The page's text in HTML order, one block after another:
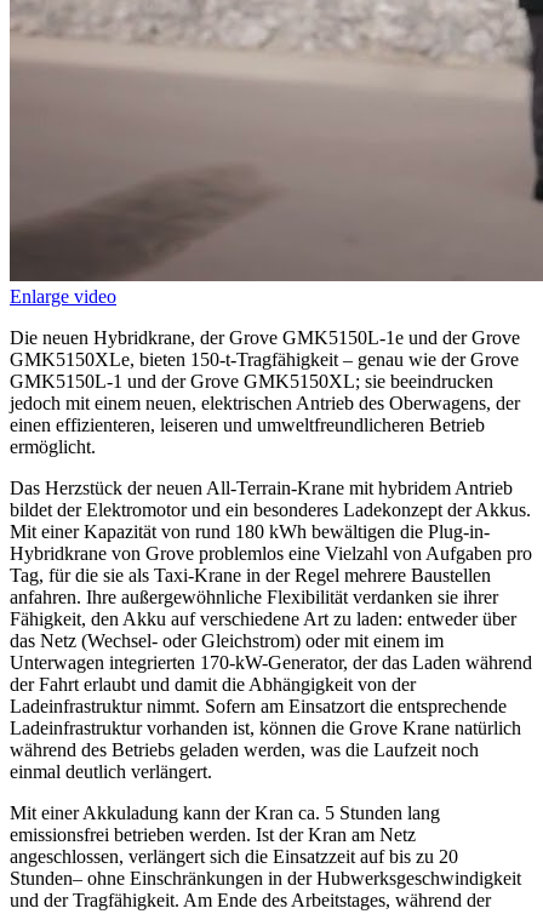
Enlarge video
Die neuen Hybridkrane, der Grove GMK5150L-1e und der Grove
GMK5150XLe, bieten 150-t-Tragfähigkeit – genau wie der Grove
GMK5150L-1 und der Grove GMK5150XL; sie beeindrucken
jedoch mit einem neuen, elektrischen Antrieb des Oberwagens, der
einen effizienteren, leiseren und umweltfreundlicheren Betrieb
ermöglicht.
Das Herzstück der neuen All-Terrain-Krane mit hybridem Antrieb
bildet der Elektromotor und ein besonderes Ladekonzept der Akkus.
Mit einer Kapazität von rund 180 kWh bewältigen die Plug-in-
Hybridkrane von Grove problemlos eine Vielzahl von Aufgaben pro
Tag, für die sie als Taxi-Krane in der Regel mehrere Baustellen
anfahren. Ihre außergewöhnliche Flexibilität verdanken sie ihrer
Fähigkeit, den Akku auf verschiedene Art zu laden: entweder über
das Netz (Wechsel- oder Gleichstrom) oder mit einem im
Unterwagen integrierten 170-kW-Generator, der das Laden während
der Fahrt erlaubt und damit die Abhängigkeit von der
Ladeinfrastruktur nimmt. Sofern am Einsatzort die entsprechende
Ladeinfrastruktur vorhanden ist, können die Grove Krane natürlich
während des Betriebs geladen werden, was die Laufzeit noch
einmal deutlich verlängert.
Mit einer Akkuladung kann der Kran ca. 5 Stunden lang
emissionsfrei betrieben werden. Ist der Kran am Netz
angeschlossen, verlängert sich die Einsatzzeit auf bis zu 20
Stunden– ohne Einschränkungen in der Hubwerksgeschwindigkeit
und der Tragfähigkeit. Am Ende des Arbeitstages, während der